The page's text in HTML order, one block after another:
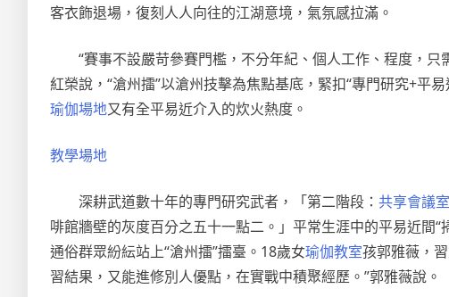
客衣飾退場，復刻人人向往的江湖意境，氣氛感拉滿。
“賽事不設嚴苛參賽門檻，不分年紀、個人工作、程度，只
紅榮說，“滄州擂”以滄州技擊為焦點基底，緊扣“專門研究+平
瑜伽場地又有全平易近介入的炊火熱度。
教學場地
深耕武道數十年的專門研究武者，「第二階段： 共享會議室
啡館牆壁的灰度百分之五十一點二。」平常生涯中的平易近
通俗群眾紛紜站上“滄州擂”擂臺。18歲女瑜伽教室孩郭雅薇，
習結果，又能進修別人優點，在實戰中積聚經歷。”郭雅薇說。